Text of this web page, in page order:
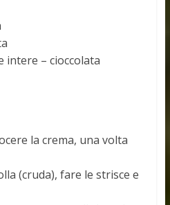
intere – cioccolata
la crema, una volta
(cruda), fare le strisce e